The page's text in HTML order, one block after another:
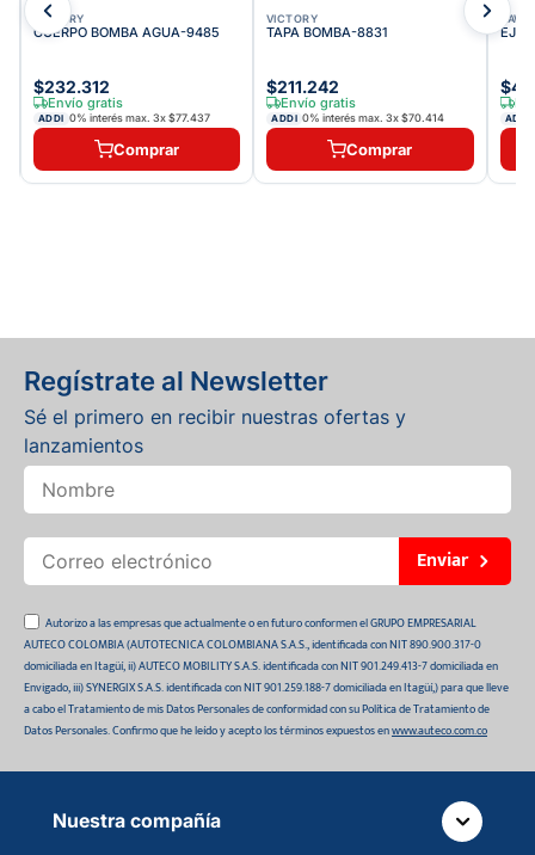
VICTORY
CUERPO BOMBA AGUA-9485
$232.312
Envío gratis
ADDI 0% interés max. 3x$77.437
Comprar
VICTORY
TAPA BOMBA-8831
$211.242
Envío gratis
ADDI 0% interés max.3x$70.414
Comprar
EJE
ADDI
Regístrate al Newsletter
Sé el primero en recibir nuestras ofertas y
lanzamientos
Enviar
Autorizo a las empresas que actualmente o en futuro conformen el GRUPO EMPRESARIAL
AUTECO COLOMBIA (AUTOTECNICA COLOMBIANA S.A.S., identificada con NIT 890.900.317-0
domiciliada en Itagüí, ii) AUTECO MOBILITY S.A.S. identificada con NIT 901.249.413-7 domiciliada en
Envigado, iii) SYNERGIX S.A.S. identificada con NIT 901.259.188-7 domiciliada en Itagüí,) para que lleve
a cabo el Tratamiento de mis Datos Personales de conformidad con su Política de Tratamiento de
Datos Personales. Confirmo que he leído y acepto los términos expuestos enwww.auteco.com.co
Nuestra compañía